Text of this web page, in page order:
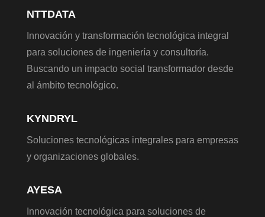
NTTDATA
Innovación y transformación tecnológica integral
para soluciones de ingeniería y consultoría.
Buscando un impacto social transformador desde
al ámbito tecnológico.
KYNDRYL
Soluciones tecnológicas integrales para empresas
y organizaciones globales.
AYESA
Innovación tecnológica para soluciones de